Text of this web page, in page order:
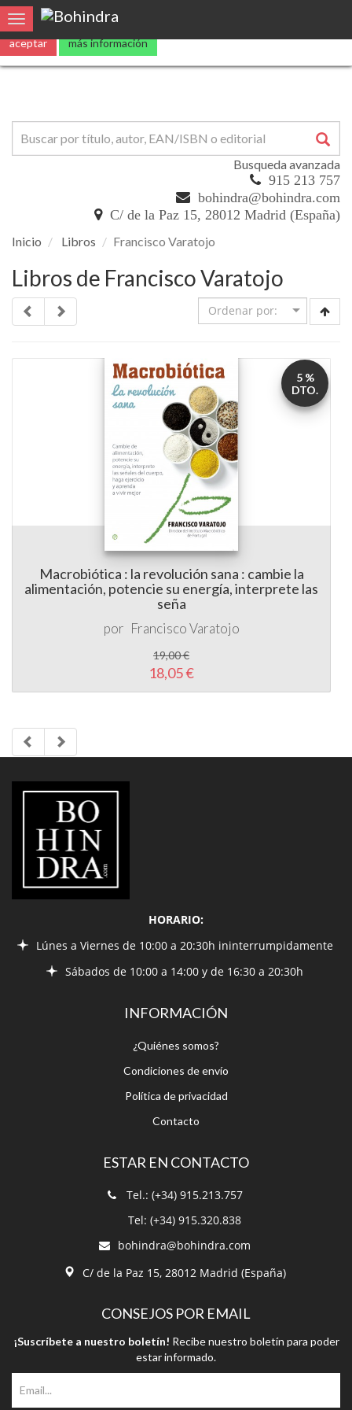
Utilizamoscookies propias y de terceros para mejorar nuestros
aceptar más información
Toggle navigation
Busqueda avanzada
915 213 757
bohindra@bohindra.com
C/ de la Paz 15, 28012 Madrid (España)
Inicio Libros Francisco Varatojo
Libros de Francisco Varatojo
Macrobiótica : la revolución sana : cambie la
alimentación, potencie su energía, interprete las
seña
por Francisco Varatojo
19,00 €
18,05 €
5 %
DTO.
LIBRERÍA
BOHINDRA
HORARIO:
Lúnes a Viernes de 10:00 a 20:30h ininterrumpidamente
Sábados de 10:00 a 14:00 y de 16:30 a 20:30h
INFORMACIÓN
¿Quiénes somos?
Condiciones de envío
Política de privacidad
Contacto
ESTAR EN CONTACTO
Tel.: (+34) 915.213.757
Tel: (+34) 915.320.838
bohindra@bohindra.com
C/ de la Paz 15, 28012 Madrid (España)
CONSEJOS POR EMAIL
¡Suscríbete a nuestro boletín! Recibe nuestro boletín para poder
estar informado.